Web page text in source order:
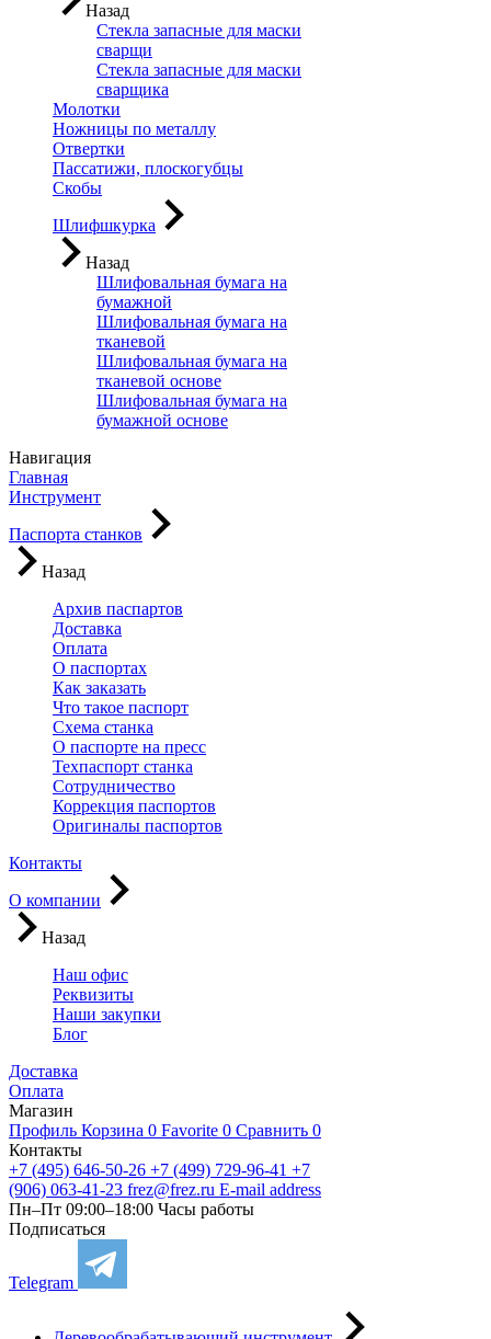
Назад
Стекла запасные для маски
сварщи
Стекла запасные для маски
сварщика
Молотки
Ножницы по металлу
Отвертки
Пассатижи, плоскогубцы
Скобы
Шлифшкурка
Назад
Шлифовальная бумага на
бумажной
Шлифовальная бумага на
тканевой
Шлифовальная бумага на
тканевой основе
Шлифовальная бумага на
бумажной основе
Навигация
Главная
Инструмент
Паспорта станков
Назад
Архив паспартов
Доставка
Оплата
О паспортах
Как заказать
Что такое паспорт
Схема станка
О паспорте на пресс
Техпаспорт станка
Сотрудничество
Коррекция паспортов
Оригиналы паспортов
Контакты
О компании
Назад
Наш офис
Реквизиты
Наши закупки
Блог
Доставка
Оплата
Магазин
Профиль Корзина 0 Favorite 0 Сравнить 0
Контакты
+7 (495) 646-50-26 +7 (499) 729-96-41 +7
(906) 063-41-23 frez@frez.ru E-mail address
Пн–Пт 09:00–18:00 Часы работы
Подписаться
Telegram